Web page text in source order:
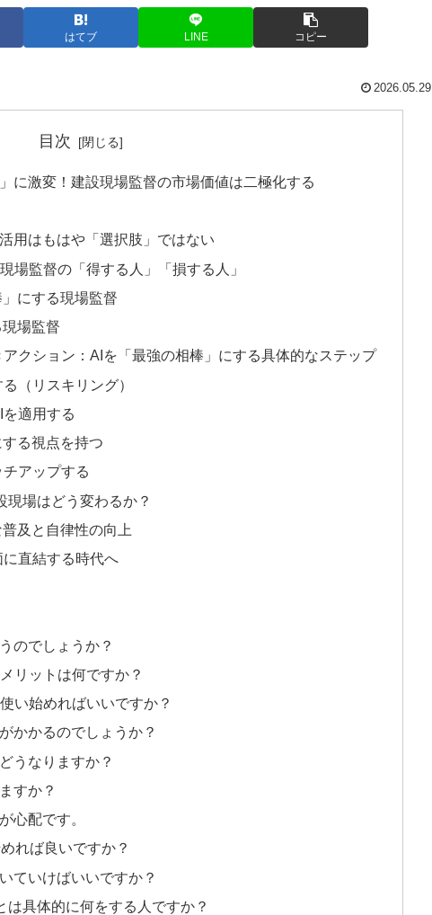
はてブ LINE コピー
2026.05.29
目次
に激変！建設現場監督の市場価値は二極化する
用はもはや「選択肢」ではない
場監督の「得する人」「損する人」
にする現場監督
場監督
アクション：AIを「最強の相棒」にする具体的なステップ
（リスキリング）
適用する
る視点を持つ
アップする
現場はどう変わるか？
及と自律性の向上
直結する時代へ
のでしょうか？
リットは何ですか？
い始めればいいですか？
かかるのでしょうか？
うなりますか？
すか？
心配です。
れば良いですか？
ていけばいいですか？
具体的に何をする人ですか？